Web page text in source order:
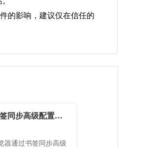
的影响，建议仅在信任的
google浏览器下载完成后书签同步高级配置教程
器通过书签同步高级